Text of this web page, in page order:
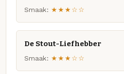
Smaak: ★★★☆☆
De Stout-Liefhebber
Smaak: ★★★☆☆